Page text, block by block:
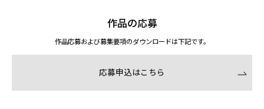
作品の応募
作品応募および募集要項のダウンロードは下記です。
応募申込はこちら